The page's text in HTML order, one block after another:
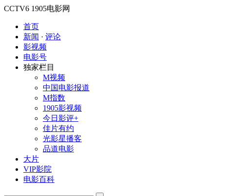
CCTV6 1905电影网
首页
新闻 · 评论
影视频
电影号
独家栏目
M视频
中国电影报道
M指数
1905影视频
今日影评+
佳片有约
光影星播客
品道电影
大片
VIP影院
电影百科